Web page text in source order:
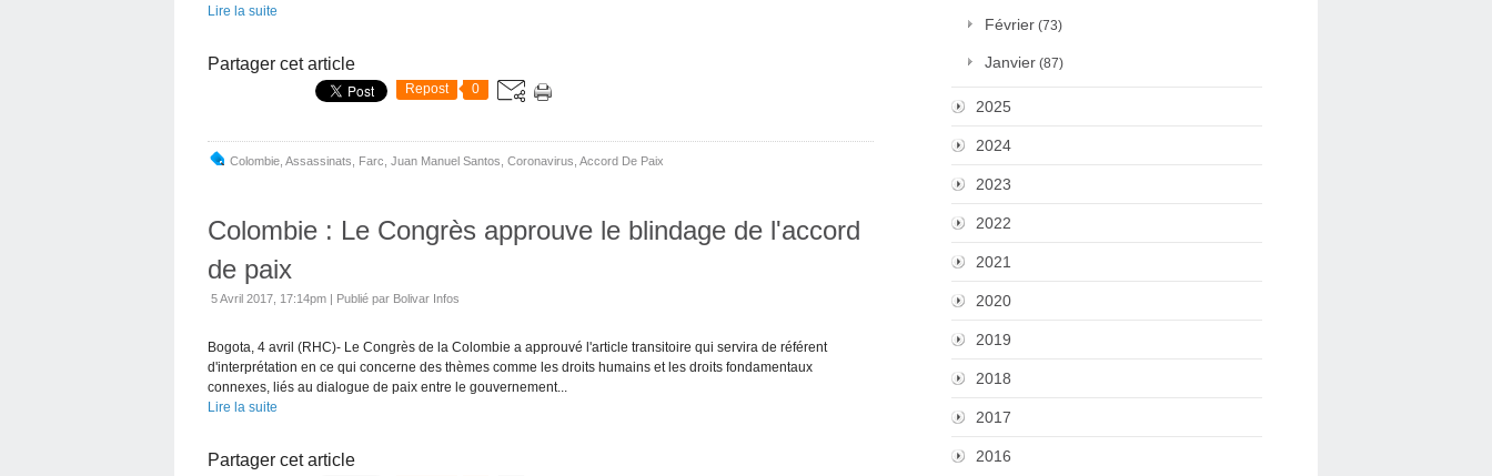
Lire la suite
Partager cet article
Repost 0
Colombie Assassinats Farc Juan Manuel Santos Coronavirus Accord De Paix
Colombie : Le Congrès approuve le blindage de l'accord
de paix
5 Avril 2017, 17:14pm | Publié par Bolivar Infos
Bogota, 4 avril (RHC)- Le Congrès de la Colombie a approuvé l'article transitoire qui servira de référent
d'interprétation en ce qui concerne des thèmes comme les droits humains et les droits fondamentaux
connexes, liés au dialogue de paix entre le gouvernement...
Lire la suite
Partager cet article
Février (73)
Janvier (87)
2025
2024
2023
2022
2021
2020
2019
2018
2017
2016